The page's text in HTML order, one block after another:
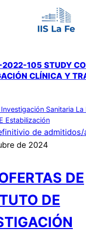
105 STUDY
CLÍNICA Y
Sanitaria La
Estabilización
de admitidos/
de 2024
DE
DE